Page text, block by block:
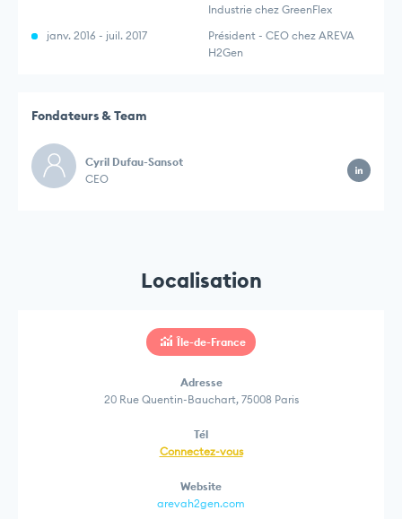
Industrie chez GreenFlex
janv. 2016 - juil. 2017
Président - CEO chez AREVA
H2Gen
Fondateurs & Team
Cyril Dufau-Sansot
CEO
Localisation
Île-de-France
Adresse
20 Rue Quentin-Bauchart, 75008 Paris
Tél
Connectez-vous
Website
arevah2gen.com